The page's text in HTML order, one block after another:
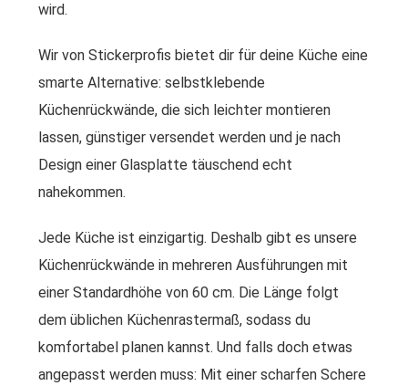
wird.
Wir von Stickerprofis bietet dir für deine Küche eine
smarte Alternative: selbstklebende
Küchenrückwände, die sich leichter montieren
lassen, günstiger versendet werden und je nach
Design einer Glasplatte täuschend echt
nahekommen.
Jede Küche ist einzigartig. Deshalb gibt es unsere
Küchenrückwände in mehreren Ausführungen mit
einer Standardhöhe von 60 cm. Die Länge folgt
dem üblichen Küchenrastermaß, sodass du
komfortabel planen kannst. Und falls doch etwas
angepasst werden muss: Mit einer scharfen Schere